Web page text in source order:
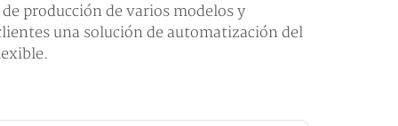
producción de varios modelos y
una solución de automatización del